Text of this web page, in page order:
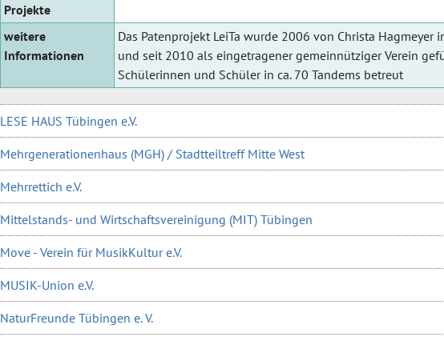
Projekte
weitere
Informationen
Das Patenprojekt LeiTa wurde 2006 von Christa Hagmeyer
und seit 2010 als eingetragener gemeinnütziger Verein
Schülerinnen und Schüler in ca. 70 Tandems betreut
LESE HAUS Tübingen e.V.
Mehrgenerationenhaus (MGH) / Stadtteiltreff Mitte West
Mehrrettich e.V.
Mittelstands- und Wirtschaftsvereinigung (MIT) Tübingen
Move - Verein für MusikKultur e.V.
MUSIK-Union e.V.
NaturFreunde Tübingen e. V.